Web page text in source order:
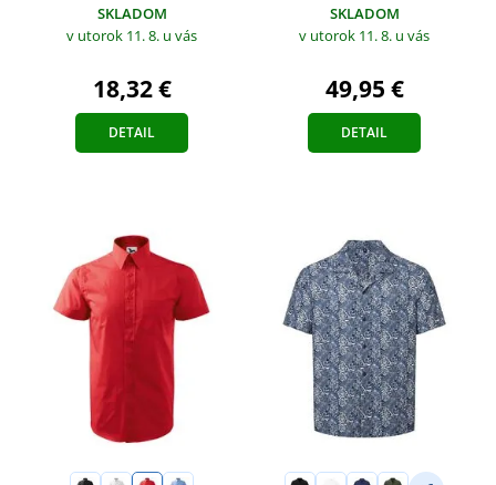
SKLADOM
v utorok 11. 8. u vás
18,32 €
DETAIL
SKLADOM
v utorok 11. 8. u vás
49,95 €
DETAIL